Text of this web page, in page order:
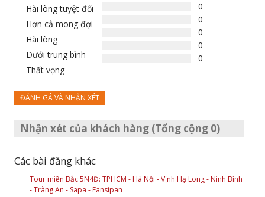
Hài lòng tuyệt đối
Hơn cả mong đợi
Hài lòng
Dưới trung bình
Thất vọng
0
0
0
0
0
ĐÁNH GÁ VÀ NHẬN XÉT
Nhận xét của khách hàng (Tổng cộng 0)
Các bài đăng khác
Tour miền Bắc 5N4Đ: TPHCM - Hà Nội - Vịnh Hạ Long - Ninh Bình
- Tràng An - Sapa - Fansipan